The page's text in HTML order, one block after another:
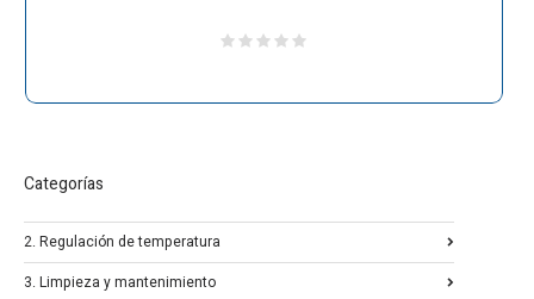
Categorías
2. Regulación de temperatura
3. Limpieza y mantenimiento